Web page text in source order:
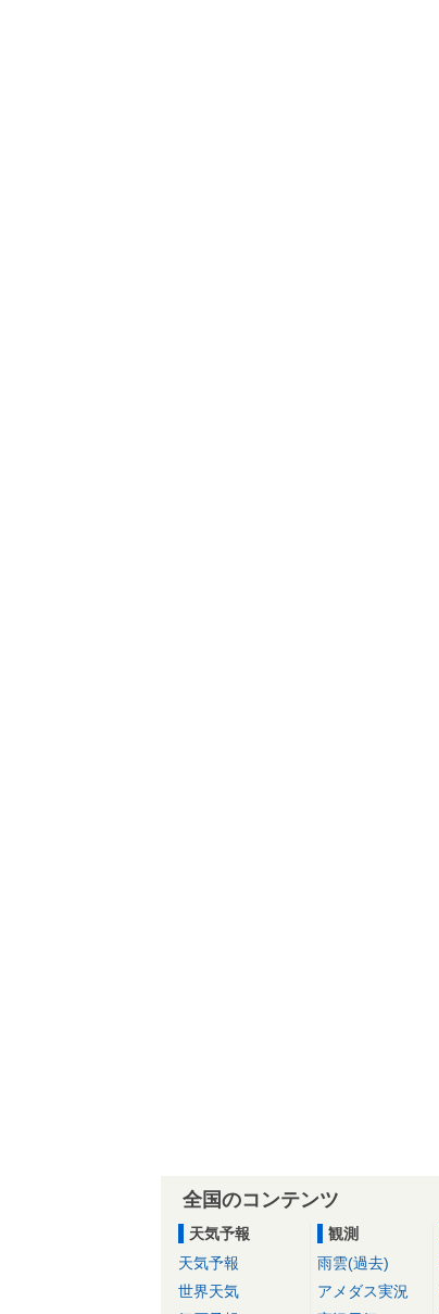
全国のコンテンツ
天気予報
天気予報
世界天気
観測
雨雲(過去)
アメダス実況